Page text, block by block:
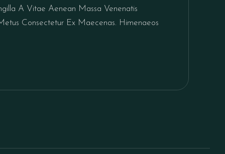
A Vitae Aenean Massa Venenatis
Consectetur Ex Maecenas. Himenaeos